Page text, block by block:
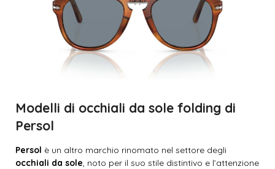
Modelli di occhiali da sole folding di
Persol
Persol è un altro marchio rinomato nel settore degli
occhiali da sole, noto per il suo stile distintivo e l’attenzione